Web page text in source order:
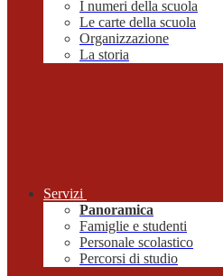
I numeri della scuola
Le carte della scuola
Organizzazione
La storia
Servizi
Panoramica
Famiglie e studenti
Personale scolastico
Percorsi di studio